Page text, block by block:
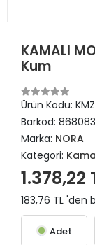
KAMALI
Kum
Ürün Kodu:
Barkod:
Marka: NORA
Kategori:
1.378,22
183,76 TL 'den
Adet